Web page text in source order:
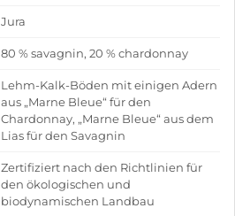
Jura
80 % savagnin, 20 % chardonnay
Lehm-Kalk-Böden mit einigen Adern
aus „Marne Bleue“ für den
Chardonnay, „Marne Bleue“ aus dem
Lias für den Savagnin
Zertifiziert nach den Richtlinien für
den ökologischen und
biodynamischen Landbau